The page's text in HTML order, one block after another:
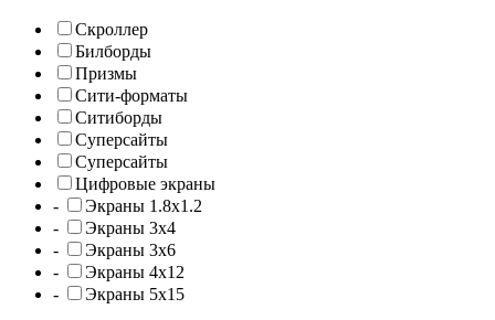
Cкроллер
Билборды
Призмы
Сити-форматы
Ситиборды
Суперсайты
Суперсайты
Цифровые экраны
-
Экраны 1.8x1.2
-
Экраны 3x4
-
Экраны 3x6
-
Экраны 4x12
-
Экраны 5x15